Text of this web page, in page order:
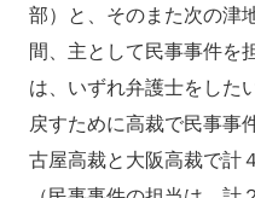
部）と、そのまた次の津
間、主として民事事件を
は、いずれ弁護士をした
戻すために高裁で民事事
古屋高裁と大阪高裁で計